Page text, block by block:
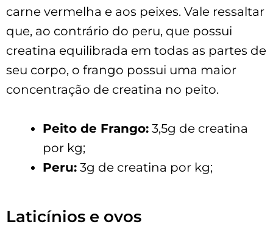
carne vermelha e aos peixes. Vale ressaltar
que, ao contrário do peru, que possui
creatina equilibrada em todas as partes de
seu corpo, o frango possui uma maior
concentração de creatina no peito.
Peito de Frango: 3,5g de creatina
por kg;
Peru: 3g de creatina por kg;
Laticínios e ovos